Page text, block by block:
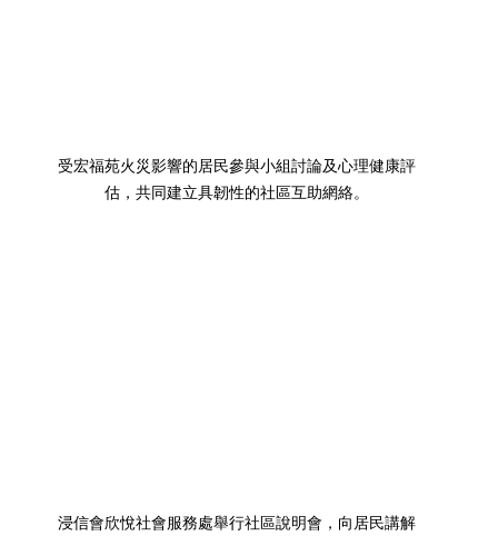
受宏福苑火災影響的居民參與小組討論及心理健康評
估，共同建立具韌性的社區互助網絡。
浸信會欣悅社會服務處舉行社區說明會，向居民講解